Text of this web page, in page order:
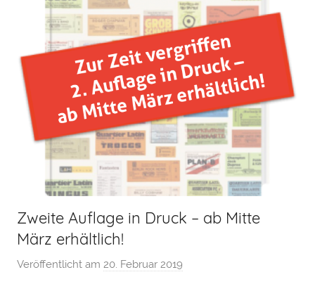
Zweite Auflage in Druck – ab Mitte
März erhältlich!
Veröffentlicht am 20. Februar 2019